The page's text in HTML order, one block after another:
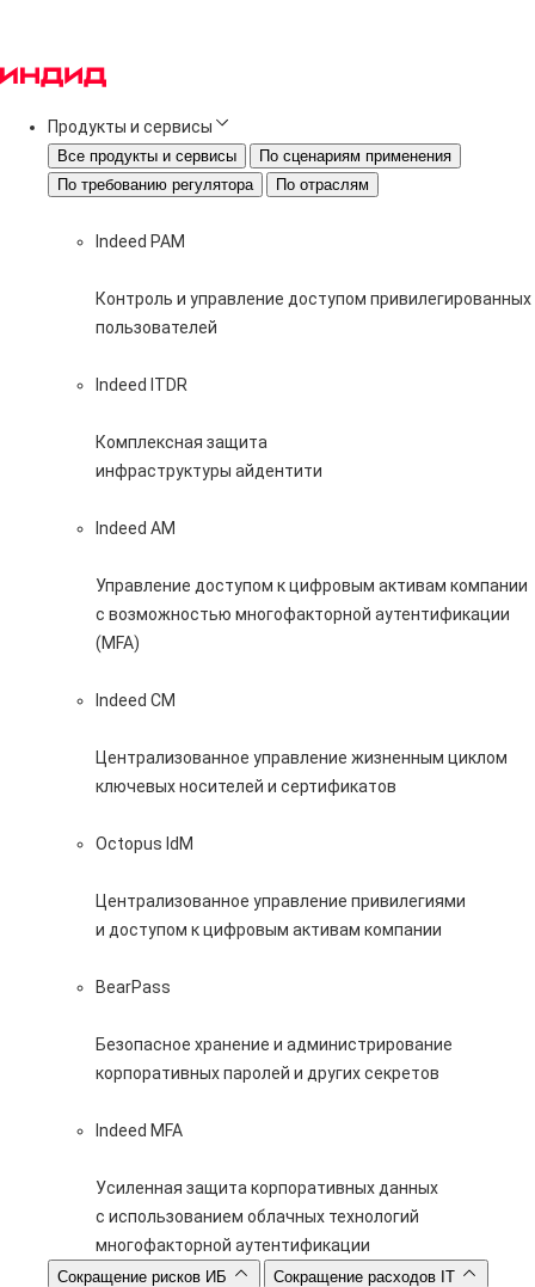
Продукты и сервисы
Все продукты и сервисы
По сценариям применения
По требованию регулятора
По отраслям
Indeed PAM
Контроль и управление доступом привилегированных
пользователей
Indeed ITDR
Комплексная защита
инфраструктуры айдентити
Indeed AM
Управление доступом к цифровым активам компании
с возможностью многофакторной аутентификации
(MFA)
Indeed CM
Централизованное управление жизненным циклом
ключевых носителей и сертификатов
Octopus IdM
Централизованное управление привилегиями
и доступом к цифровым активам компании
BearPass
Безопасное хранение и администрирование
корпоративных паролей и других секретов
Indeed MFA
Усиленная защита корпоративных данных
с использованием облачных технологий
многофакторной аутентификации
Сокращение рисков ИБ
Сокращение расходов IT